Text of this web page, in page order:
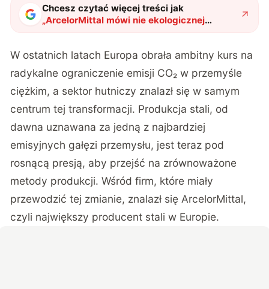
Chcesz czytać więcej treści jak
„ArcelorMittal mówi nie ekologicznej
rewolucji w Niemczech. Co stoi za
W ostatnich latach Europa obrała ambitny kurs na
radykalne ograniczenie emisji CO₂ w przemyśle
ciężkim, a sektor hutniczy znalazł się w samym
centrum tej transformacji. Produkcja stali, od
dawna uznawana za jedną z najbardziej
emisyjnych gałęzi przemysłu, jest teraz pod
rosnącą presją, aby przejść na zrównoważone
metody produkcji. Wśród firm, które miały
przewodzić tej zmianie, znalazł się ArcelorMittal,
czyli największy producent stali w Europie.